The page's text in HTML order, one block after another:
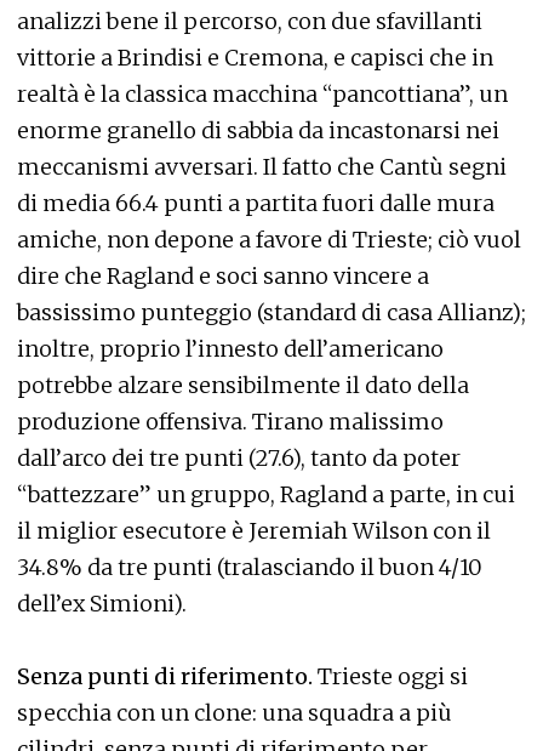
analizzi bene il percorso, con due sfavillanti
vittorie a Brindisi e Cremona, e capisci che in
realtà è la classica macchina “pancottiana”, un
enorme granello di sabbia da incastonarsi nei
meccanismi avversari. Il fatto che Cantù segni
di media 66.4 punti a partita fuori dalle mura
amiche, non depone a favore di Trieste; ciò vuol
dire che Ragland e soci sanno vincere a
bassissimo punteggio (standard di casa Allianz);
inoltre, proprio l’innesto dell’americano
potrebbe alzare sensibilmente il dato della
produzione offensiva. Tirano malissimo
dall’arco dei tre punti (27.6), tanto da poter
“battezzare” un gruppo, Ragland a parte, in cui
il miglior esecutore è Jeremiah Wilson con il
34.8% da tre punti (tralasciando il buon 4/10
dell’ex Simioni).
Senza punti di riferimento. Trieste oggi si
specchia con un clone: una squadra a più